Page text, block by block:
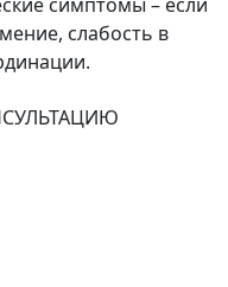
слабость в